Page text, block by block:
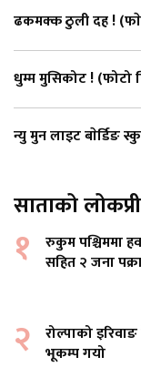
ढकमक्क ठुली दह !
धुम्म मुसिकोट ! (फोटो
न्यु मुन लाइट बाेर्डिङ
साताको
१
रुकुम पश्चिममा
सहित २ जना
२
रोल्पाको
भूकम्प गयो